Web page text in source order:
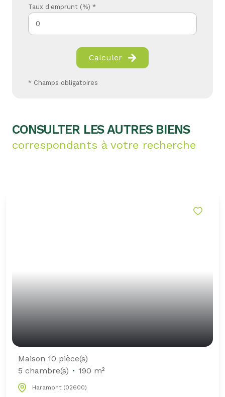
Taux d'emprunt (%) *
Calculer
* Champs obligatoires
CONSULTER LES AUTRES BIENS
correspondants à votre recherche
Maison 10 pièce(s)
5 chambre(s)
190 m²
Haramont (02600)